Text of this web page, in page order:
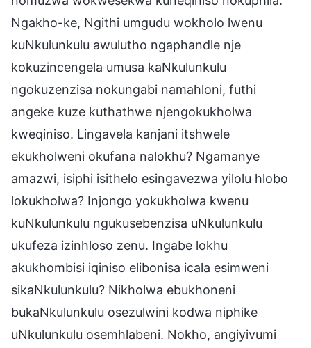
Ngakho-ke, Ngithi umgudu wokholo lwenu
kuNkulunkulu awulutho ngaphandle nje
kokuzincengela umusa kaNkulunkulu
ngokuzenzisa nokungabi namahloni, futhi
angeke kuze kuthathwe njengokukholwa
kweqiniso. Lingavela kanjani itshwele
ekukholweni okufana nalokhu? Ngamanye
amazwi, isiphi isithelo esingavezwa yilolu hlobo
lokukholwa? Injongo yokukholwa kwenu
kuNkulunkulu ngukusebenzisa uNkulunkulu
ukufeza izinhloso zenu. Ingabe lokhu
akukhombisi iqiniso elibonisa icala esimweni
sikaNkulunkulu? Nikholwa ebukhoneni
bukaNkulunkulu osezulwini kodwa niphike
uNkulunkulu osemhlabeni. Nokho, angiyivumi